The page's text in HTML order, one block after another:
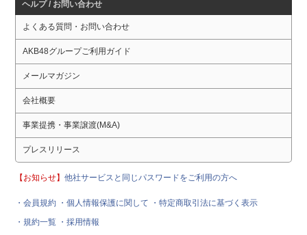
ヘルプ / お問い合わせ
よくある質問・お問い合わせ
AKB48グループご利用ガイド
メールマガジン
会社概要
事業提携・事業譲渡(M&A)
プレスリリース
【お知らせ】他社サービスと同じパスワードをご利用の方へ
・会員規約 ・個人情報保護に関して
・特定商取引法に基づく表示
・規約一覧 ・採用情報